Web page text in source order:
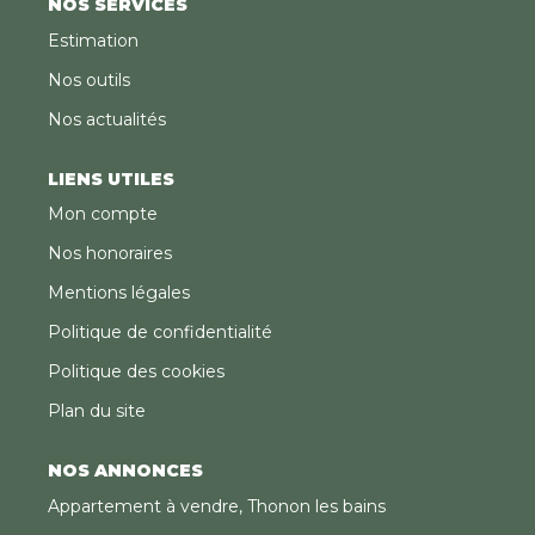
NOS SERVICES
Estimation
Nos outils
Nos actualités
LIENS UTILES
Mon compte
Nos honoraires
Mentions légales
Politique de confidentialité
Politique des cookies
Plan du site
NOS ANNONCES
Appartement à vendre, Thonon les bains